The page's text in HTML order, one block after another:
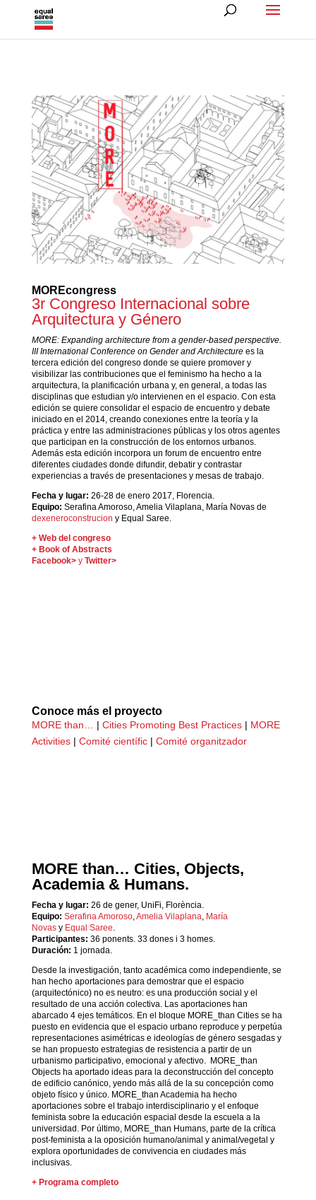
MOREcongress
3r Congreso Internacional sobre
Arquitectura y Género
MORE: Expanding architecture from a gender-based perspective.
III International Conference on Gender and Architecturees la
tercera edición del congreso donde se quiere promover y
visibilizar las contribuciones que el feminismo ha hecho a la
arquitectura, la planificación urbana y, en general, a todas las
disciplinas que estudian y/o intervienen en el espacio. Con esta
edición se quiere consolidar el espacio de encuentro y debate
iniciado en el 2014, creando conexiones entre la teoría y la
práctica y entre las administraciones públicas y los otros agentes
que participan en la construcción de los entornos urbanos.
Además esta edición incorpora un forum de encuentro entre
diferentes ciudades donde difundir, debatir y contrastar
experiencias a través de presentaciones y mesas de trabajo.
Fecha y lugar: 26-28 de enero 2017, Florencia.
Equipo: Serafina Amoroso, Amelia Vilaplana, María Novas de
dexeneroconstrucion y Equal Saree.
+ Web del congreso
+ Book of Abstracts
Facebook>y Twitter>
Conoce más el proyecto
MORE than… | Cities Promoting Best Practices| MORE
Activities| Comité científic| Comité organitzador
MORE than… Cities, Objects,
Academia & Humans.
Fecha y lugar: 26 de gener, UniFi, Florència.
Equipo: Serafina Amoroso, Amelia Vilaplana María
Novasy Equal Saree
Participantes: 36 ponents. 33 dones i 3 homes.
Duración: 1 jornada.
Desde la investigación, tanto académica como independiente, se
han hecho aportaciones para demostrar que el espacio
(arquitectónico) no es neutro: es una producción social y el
resultado de una acción colectiva. Las aportaciones han
abarcado 4 ejes temáticos. En el bloque MORE_than Cities se ha
puesto en evidencia que el espacio urbano reproduce y perpetúa
representaciones asimétricas e ideologías de género sesgadas y
se han propuesto estrategias de resistencia a partir de un
urbanismo participativo, emocional y afectivo. MORE_than
Objects ha aportado ideas para la deconstrucción del concepto
de edificio canónico, yendo más allá de la su concepción como
objeto físico y único. MORE_than Academia ha hecho
aportaciones sobre el trabajo interdisciplinario y el enfoque
feminista sobre la educación espacial desde la escuela a la
universidad. Por último, MORE_than Humans, parte de la crítica
post-feminista a la oposición humano/animal y animal/vegetal y
explora oportunidades de convivencia en ciudades más
inclusivas.
+ Programa completo